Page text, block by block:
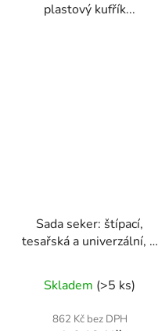
plastový kufřík...
Sada seker: štípací,
tesařská a univerzální, 3
RTZS0054
Skladem (>5 ks)
862 Kč bez DPH